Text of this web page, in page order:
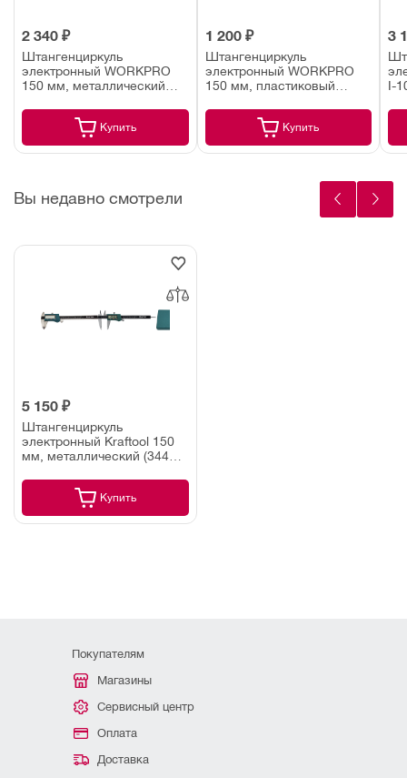
2 340 ₽
Штангенциркуль
электронный WORKPRO
150 мм, металлический
Купить
1 200 ₽
Штангенциркуль
электронный WORKPRO
150 мм, пластиковый
Купить
3
I-
Вы недавно смотрели
5 150 ₽
Штангенциркуль
электронный Kraftool 150
мм, металлический (34460-
Купить
Покупателям
Магазины
Сервисный центр
Оплата
Доставка